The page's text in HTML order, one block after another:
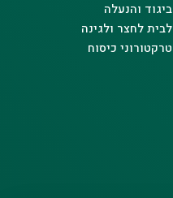
ביגוד והנעלה
לבית לחצר ולגינה
טרקטורוני כיסוח